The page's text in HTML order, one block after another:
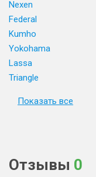
Nexen
Federal
Kumho
Yokohama
Lassa
Triangle
Показать все
Отзывы 0